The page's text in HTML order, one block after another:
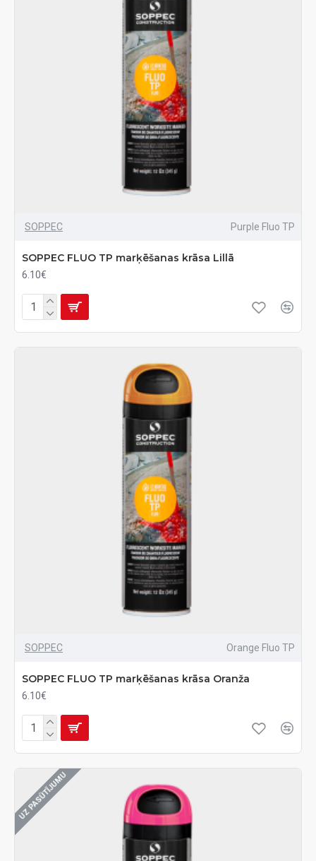
SOPPEC Purple Fluo TP
SOPPEC FLUO TP marķēšanas krāsa Lillā
6.10€
SOPPEC Orange Fluo TP
SOPPEC FLUO TP marķēšanas krāsa Oranža
6.10€
UZ PASŪTĪJUMU